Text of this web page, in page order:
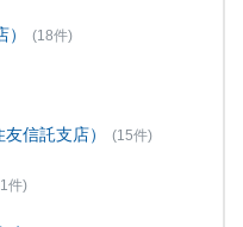
(18件)
信託支店） (15件)
件)